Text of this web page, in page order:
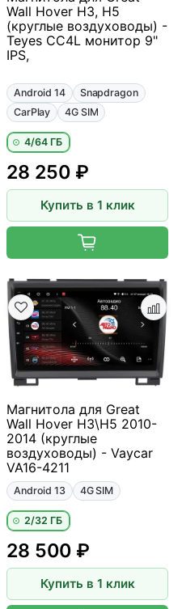
Wall Hover H3, H5
(круглые воздуховоды) -
Teyes CC4L монитор 9"
IPS,
Android 14
Snapdragon
CarPlay
4G SIM
4/64 ГБ
28 250 ₽
Купить в 1 клик
Магнитола для Great
Wall Hover H3\H5 2010-
2014 (круглые
воздуховоды) - Vaycar
VA16-4211
Android 13 4G SIM
2/32 ГБ
28 500 ₽
Купить в 1 клик